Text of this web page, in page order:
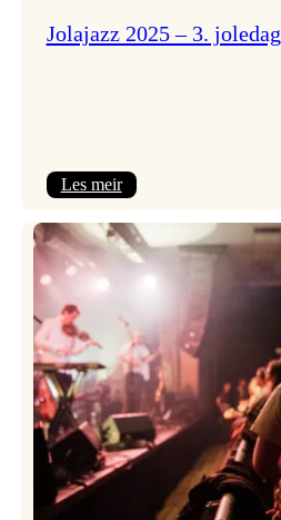
Jolajazz 2025 – 3. joledag
Les meir:
2025
–
joledag